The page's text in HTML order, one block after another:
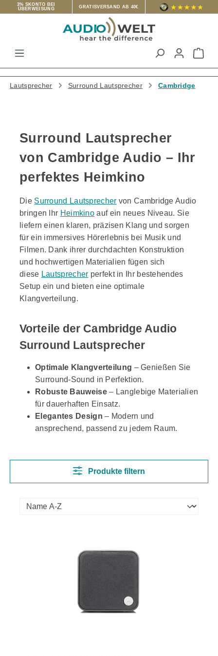
3% SKONTO BEI
ÜBERWEISUNG
GRATISVERSAND AB 40€
Lautsprecher Surround Lautsprecher Cambridge
Surround Lautsprecher
von Cambridge Audio – Ihr
perfektes Heimkino
Die Surround Lautsprecher von Cambridge Audio
bringen Ihr Heimkino auf ein neues Niveau. Sie
liefern einen klaren, präzisen Klang und sorgen
für ein immersives Hörerlebnis bei Musik und
Filmen. Dank ihrer durchdachten Konstruktion
und hochwertigen Materialien fügen sich
diese Lautsprecher perfekt in Ihr bestehendes
Setup ein und bieten eine optimale
Klangverteilung.
Vorteile der Cambridge Audio
Surround Lautsprecher
Optimale Klangverteilung – Genießen Sie
Surround-Sound in Perfektion.
Robuste Bauweise– Langlebige Materialien
für dauerhaften Einsatz.
Elegantes Design – Modern und
ansprechend, passend zu jedem Raum.
Produkte filtern